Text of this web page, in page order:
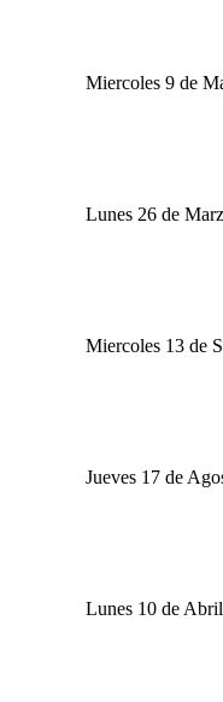
Miercoles 9 de
Lunes 26 de
Miercoles 13 de
Jueves 17 de
Lunes 10 de